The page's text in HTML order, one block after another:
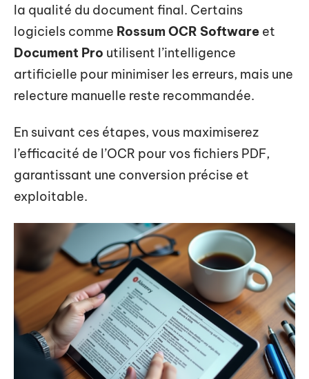
la qualité du document final. Certains
logiciels comme Rossum OCR Software et
Document Pro utilisent l’intelligence
artificielle pour minimiser les erreurs, mais une
relecture manuelle reste recommandée.
En suivant ces étapes, vous maximiserez
l’efficacité de l’OCR pour vos fichiers PDF,
garantissant une conversion précise et
exploitable.